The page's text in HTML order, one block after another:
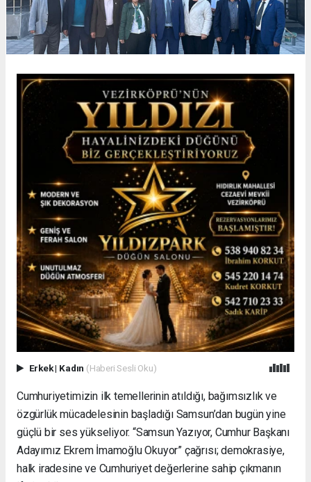
Erkek| Kadın (Haberi Sesli Oku)
Cumhuriyetimizin ilk temellerinin atıldığı, bağımsızlık ve
özgürlük mücadelesinin başladığı Samsun’dan bugün yine
güçlü bir ses yükseliyor. “Samsun Yazıyor, Cumhur Başkanı
Adayımız Ekrem İmamoğlu Okuyor” çağrısı; demokrasiye,
halk iradesine ve Cumhuriyet değerlerine sahip çıkmanın